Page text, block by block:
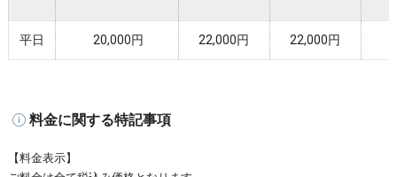
平日 20,000円 22,000円 22,000円
料金に関する特記事項
【料金表示】